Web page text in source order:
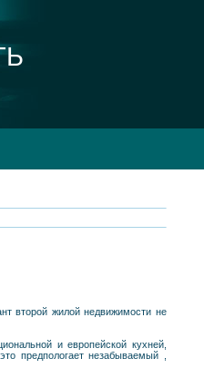
второй жилой недвижимости не
и европейской кухней,
предпологает незабываемый ,